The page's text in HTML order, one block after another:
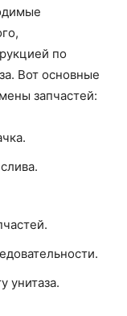
по
Вот основные
запчастей:
унитаза.